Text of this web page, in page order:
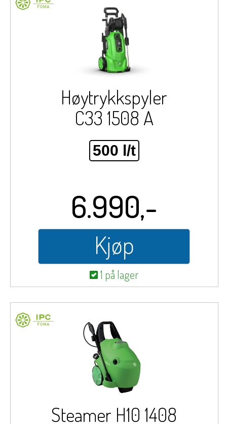
Høytrykkspyler
C33 1508 A
500 l/t
6.990,-
Kjøp
1 på lager
Steamer H10 1408